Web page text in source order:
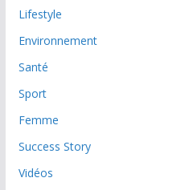
Lifestyle
Environnement
Santé
Sport
Femme
Success Story
Vidéos